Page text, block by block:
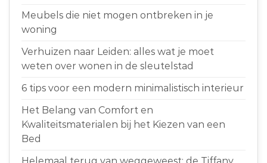
Meubels die niet mogen ontbreken in je
woning
Verhuizen naar Leiden: alles wat je moet
weten over wonen in de sleutelstad
6 tips voor een modern minimalistisch interieur
Het Belang van Comfort en
Kwaliteitsmaterialen bij het Kiezen van een
Bed